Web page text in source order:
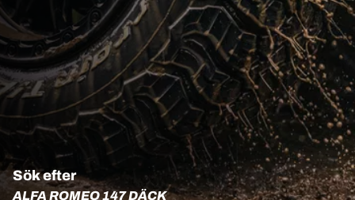
Sök efter
ALFA ROMEO 147 DÄCK